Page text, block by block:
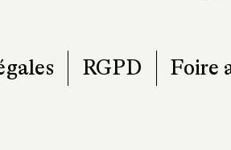
RGPD Foire